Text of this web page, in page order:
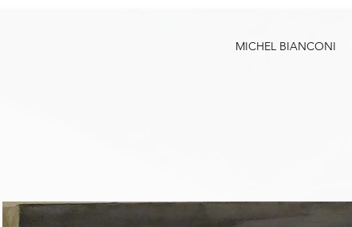
MICHEL BIANCONI